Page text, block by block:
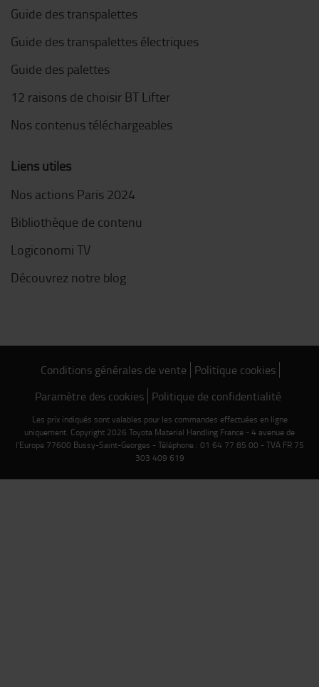
Guide des transpalettes
Guide des transpalettes électriques
Guide des palettes
12 raisons de choisir BT Lifter
Nos contenus téléchargeables
Liens utiles
Nos actions Paris 2024
Bibliothèque de contenu
Logiconomi TV
Découvrez notre blog
Conditions générales de vente Politique cookies
Paramètre des cookies Politique de confidentialité
Les prix indiqués sont valables pour les commandes effectuées en ligne
uniquement. Copyright 2026 Toyota Material Handling France - 4 avenue de
l'Europe 77600 Bussy-Saint-Georges - Téléphone : 01 64 77 85 00 - TVA FR 75
303 409 619